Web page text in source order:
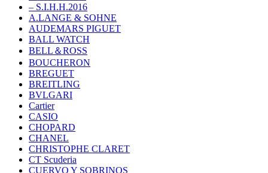
– S.I.H.H.2016
A.LANGE & SOHNE
AUDEMARS PIGUET
BALL WATCH
BELL＆ROSS
BOUCHERON
BREGUET
BREITLING
BVLGARI
Cartier
CASIO
CHOPARD
CHANEL
CHRISTOPHE CLARET
CT Scuderia
CUERVO Y SOBRINOS